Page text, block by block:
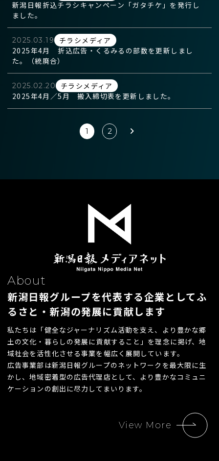
新潟日報折込チラシキャンペーン「ガタチケ」を発行し
ました。
2025.03.19
チラシメディア
2025年4月 折込広告・くるみるの部数を更新しまし
た。（統廃合）
2025.02.20
チラシメディア
2025年4月／5月 搬入締切表を更新しました。
1 2
About
新潟日報グループを代表する企業としてふ
るさと・新潟の発展に貢献します
私たちは「健全なジャーナリズム活動を支え、より豊かな郷
土の文化・暮らしの発展に貢献すること」を理念に掲げ、地
域社会を活性化させる事業を幅広く展開しています。
広告事業部は新潟日報グループのネットワークを最大限に生
かし、地域密着型の広告代理店として、より豊かなコミュニ
ケーションの創出に尽力してまいります。
View More